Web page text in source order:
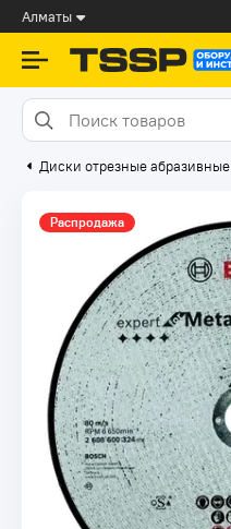
Алматы
Диски отрезные абразивные
Распродажа